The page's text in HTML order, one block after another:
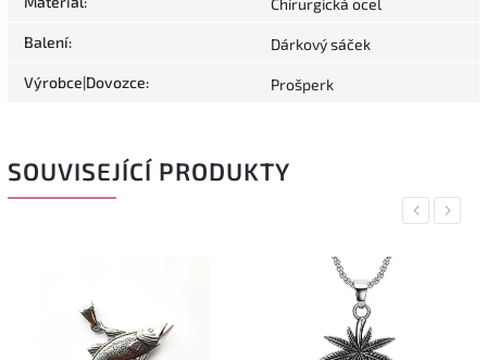
Chirurgická ocel
Balení: Dárkový sáček
Výrobce|Dovozce: Prošperk
SOUVISEJÍCÍ PRODUKTY
Previous
Next